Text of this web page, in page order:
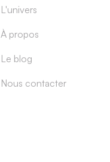
L'univers
À propos
Le blog
Nous contacter